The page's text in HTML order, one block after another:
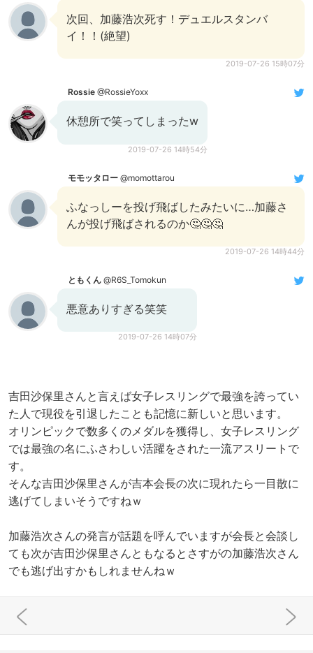
次回、加藤浩次死す！デュエルスタンバ
イ！！(絶望)
2019-07-26 15時07分
Rossie @RossieYoxx
休憩所で笑ってしまったw
2019-07-26 14時54分
モモッタロー @momottarou
ふなっしーを投げ飛ばしたみたいに…加藤さ
んが投げ飛ばされるのか🤔🤔🤔
2019-07-26 14時44分
ともくん @R6S_Tomokun
悪意ありすぎる笑笑
2019-07-26 14時07分
吉田沙保里さんと言えば女子レスリングで最強を誇ってい
た人で現役を引退したことも記憶に新しいと思います。
オリンピックで数多くのメダルを獲得し、女子レスリング
では最強の名にふさわしい活躍をされた一流アスリートで
す。
そんな吉田沙保里さんが吉本会長の次に現れたら一目散に
逃げてしまいそうですねｗ
加藤浩次さんの発言が話題を呼んでいますが会長と会談し
ても次が吉田沙保里さんともなるとさすがの加藤浩次さん
でも逃げ出すかもしれませんねｗ